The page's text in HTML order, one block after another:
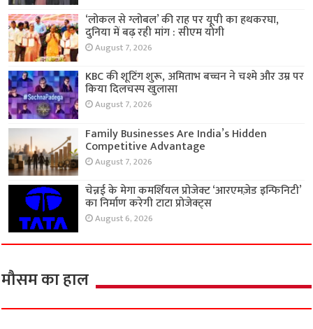
‘लोकल से ग्लोबल’ की राह पर यूपी का हथकरघा,
दुनिया में बढ़ रही मांग : सीएम योगी
August 7, 2026
KBC की शूटिंग शुरू, अमिताभ बच्चन ने चश्मे और उम्र पर
किया दिलचस्प खुलासा
August 7, 2026
Family Businesses Are India’s Hidden
Competitive Advantage
August 7, 2026
चेन्नई के मेगा कमर्शियल प्रोजेक्ट ‘आरएमज़ेड इन्फिनिटी’
का निर्माण करेगी टाटा प्रोजेक्ट्स
August 6, 2026
मौसम का हाल